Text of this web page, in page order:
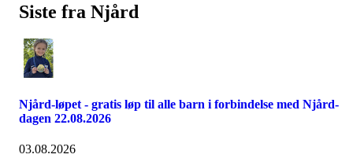
Siste fra Njård
Njård-løpet - gratis løp til alle barn i forbindelse med Njård-
dagen 22.08.2026
03.08.2026